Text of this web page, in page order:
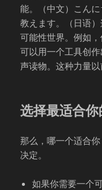
能。（中文）こん
教えます。（日语
可能性世界。例如
可以用一个工具创
声读物。这种力量以
选择最适合
那么，哪一个适合
决定。
如果你需要一个